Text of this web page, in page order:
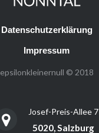
Datenschutzerklärung
Impressum
epsilonkleinernull © 2018
Josef-Preis-Allee 7
5020, Salzburg